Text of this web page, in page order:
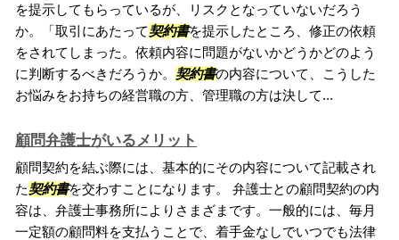
を提示してもらっているが、リスクとなっていないだろう
か。「取引にあたって契約書を提示したところ、修正の依頼
をされてしまった。依頼内容に問題がないかどうかどのよう
に判断するべきだろうか。 契約書の内容について、こうした
お悩みをお持ちの経営職の方、管理職の方は決して...
顧問弁護士がいるメリット
顧問契約を結ぶ際には、基本的にその内容について記載され
た契約書を交わすことになります。 弁護士との顧問契約の内
容は、弁護士事務所によりさまざまです。一般的には、毎月
一定額の顧問料を支払うことで、着手金なしでいつでも法律